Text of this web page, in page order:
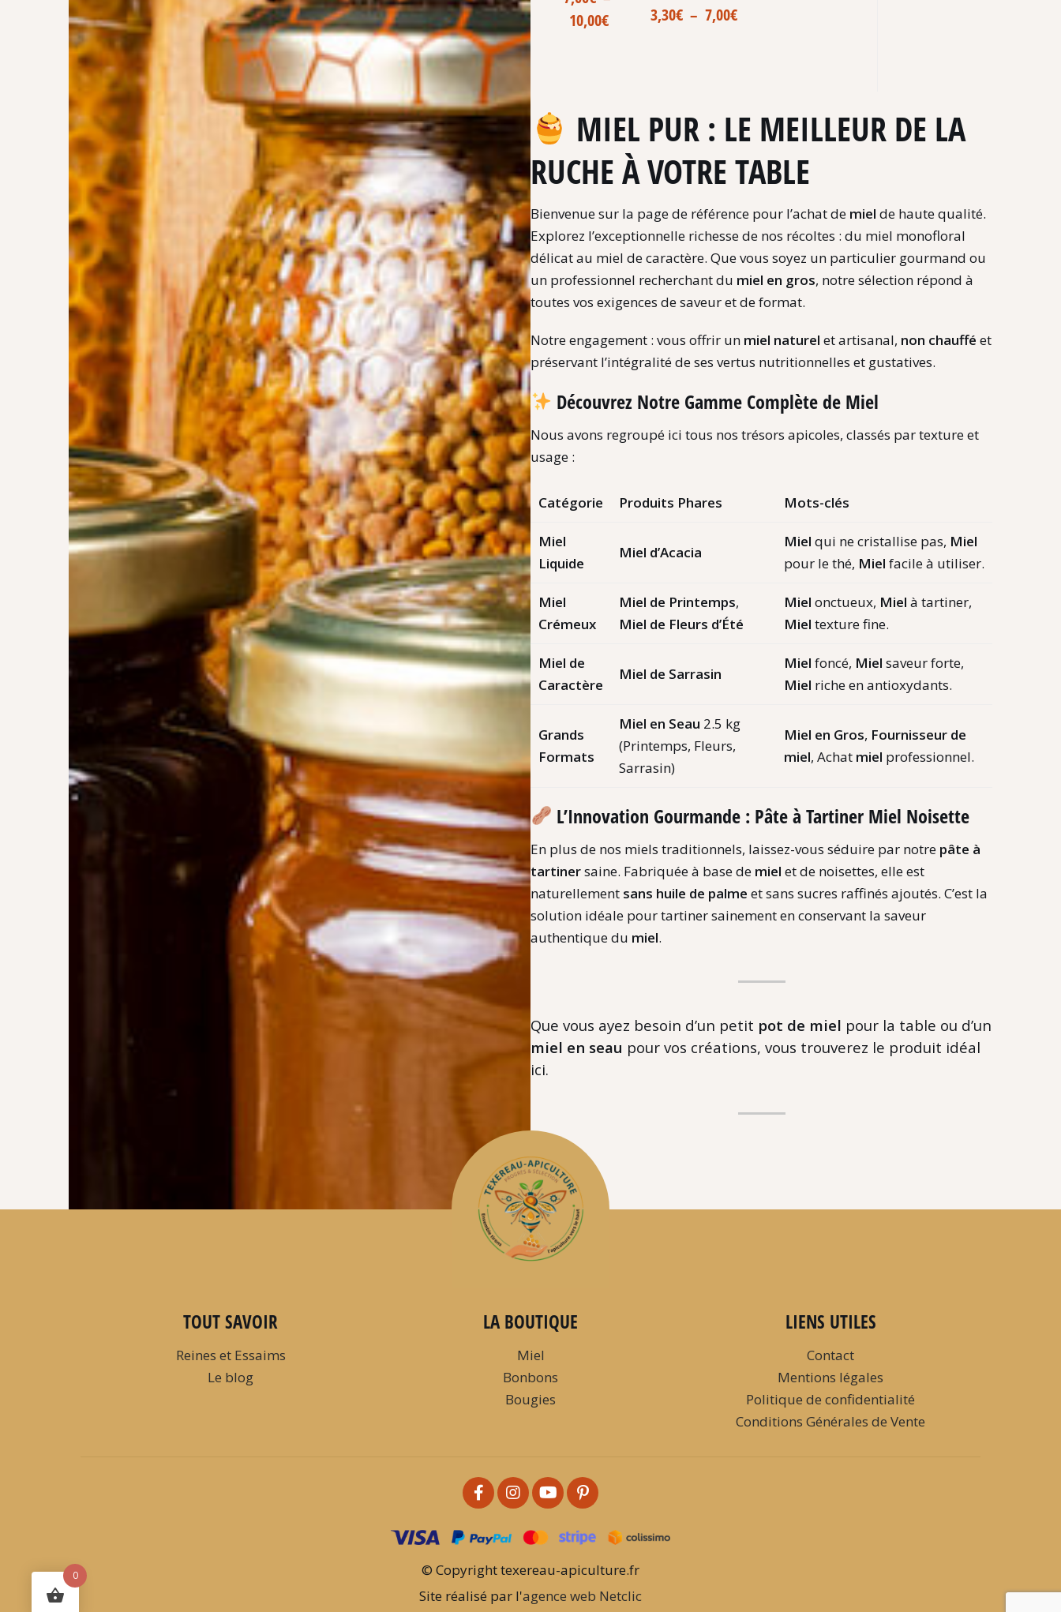
10,00€ 3,30€ – 7,00€
MIEL PUR : LE MEILLEUR DE LA
RUCHE À VOTRE TABLE
Bienvenue sur la page de référence pour l’achat de miel de haute qualité.
Explorez l’exceptionnelle richesse de nos récoltes : du miel monofloral
délicat au miel de caractère. Que vous soyez un particulier gourmand ou
un professionnel recherchant du miel en gros, notre sélection répond à
toutes vos exigences de saveur et de format.
Notre engagement : vous offrir un miel naturel et artisanal, non chauffé et
préservant l’intégralité de ses vertus nutritionnelles et gustatives.
Découvrez Notre Gamme Complète de Miel
Nous avons regroupé ici tous nos trésors apicoles, classés par texture et
usage :
Catégorie Produits Phares Mots-clés
Miel
Liquide
Miel d’Acacia
Miel qui ne cristallise pas, Miel
pour le thé, Miel facile à utiliser.
Miel
Crémeux
Miel de Printemps,
Miel de Fleurs d’Été
Miel onctueux, Miel à tartiner,
Miel texture fine.
Miel de
Caractère
Miel de Sarrasin
Miel foncé, Miel saveur forte,
Miel riche en antioxydants.
Grands
Formats
Miel en Seau 2.5 kg
(Printemps, Fleurs,
Sarrasin)
Miel en Gros, Fournisseur de
miel, Achat miel professionnel.
L’Innovation Gourmande : Pâte à Tartiner Miel Noisette
En plus de nos miels traditionnels, laissez-vous séduire par notre pâte à
tartinersaine. Fabriquée à base de miel et de noisettes, elle est
naturellement sans huile de palme et sans sucres raffinés ajoutés. C’est la
solution idéale pour tartiner sainement en conservant la saveur
authentique du miel.
Que vous ayez besoin d’un petit pot de miel pour la table ou d’un
miel en seau pour vos créations, vous trouverez le produit idéal
ici.
TOUT SAVOIR
Reines et Essaims
Le blog
LA BOUTIQUE
Miel
Bonbons
Bougies
LIENS UTILES
Contact
Mentions légales
Politique de confidentialité
Conditions Générales de Vente
© Copyright texereau-apiculture.fr
Site réalisé par l'agence web Netclic
0